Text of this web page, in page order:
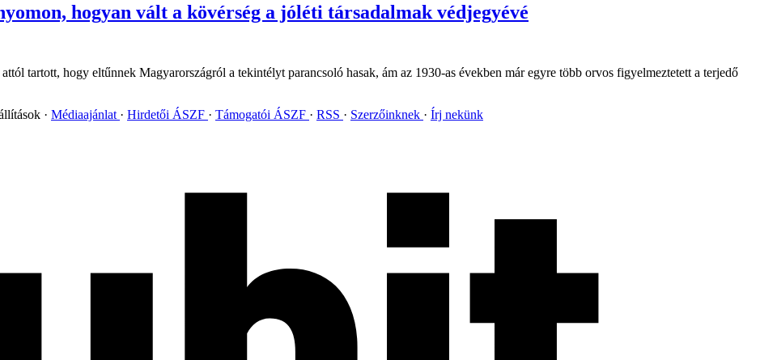
hogyan vált a kövérség a jóléti társadalmak védjegyévé
tartott, hogy eltűnnek Magyarországról a tekintélyt parancsoló hasak, ám az 1930-as években már egyre több orvos figyelmeztetett a terjedő
Médiaajánlat Hirdetői ÁSZF Támogatói ÁSZF RSS Szerzőinknek Írj nekünk